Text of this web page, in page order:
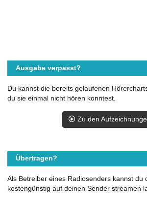
Ausgabe verpasst?
Du kannst die bereits gelaufenen
du sie einmal nicht hören konntest.
Zu den
Übertragen?
Als Betreiber eines Radiosenders kannst du
kostengünstig auf deinen Sender streamen